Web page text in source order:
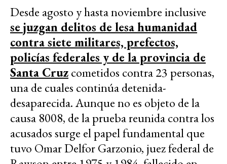
Desde agosto y hasta noviembre inclusive
se juzgan delitos de lesa humanidad
contra siete militares, prefectos,
policías federales y de la provincia de
Santa Cruzcometidos contra 23 personas,
una de cuales continúa detenida-
desaparecida. Aunque no es objeto de la
causa 8008, de la prueba reunida contra los
acusados surge el papel fundamental que
tuvo Omar Delfor Garzonio, juez federal de